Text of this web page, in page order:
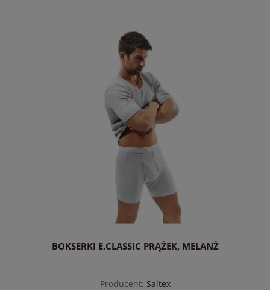
BOKSERKI E.CLASSIC PRĄŻEK, MELANŻ
Producent: Saltex